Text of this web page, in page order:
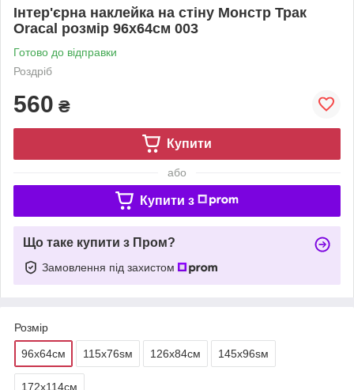
Інтер'єрна наклейка на стіну Монстр Трак
Oracal розмір 96х64см 003
Готово до відправки
Роздріб
560 ₴
Купити
або
Купити з
Що таке купити з Пром?
Замовлення під захистом
Розмір
96х64см 115x76sм 126х84см 145x96sм
172х114см